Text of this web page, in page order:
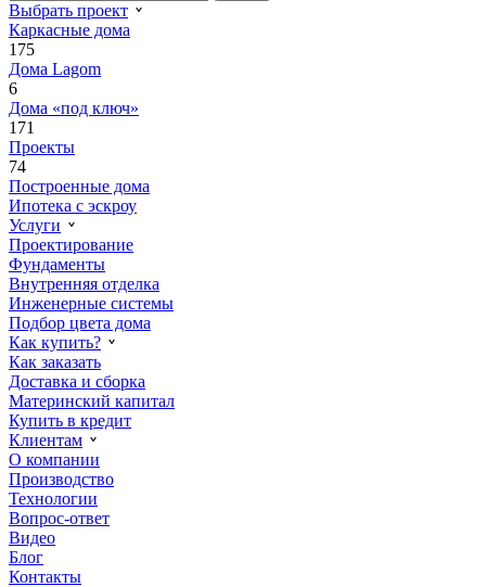
Выбрать проект
Каркасные дома
175
Дома Lagom
6
Дома «под ключ»
171
Проекты
74
Построенные дома
Ипотека с эскроу
Услуги
Проектирование
Фундаменты
Внутренняя отделка
Инженерные системы
Подбор цвета дома
Как купить?
Как заказать
Доставка и сборка
Материнский капитал
Купить в кредит
Клиентам
О компании
Производство
Технологии
Вопрос-ответ
Видео
Блог
Контакты